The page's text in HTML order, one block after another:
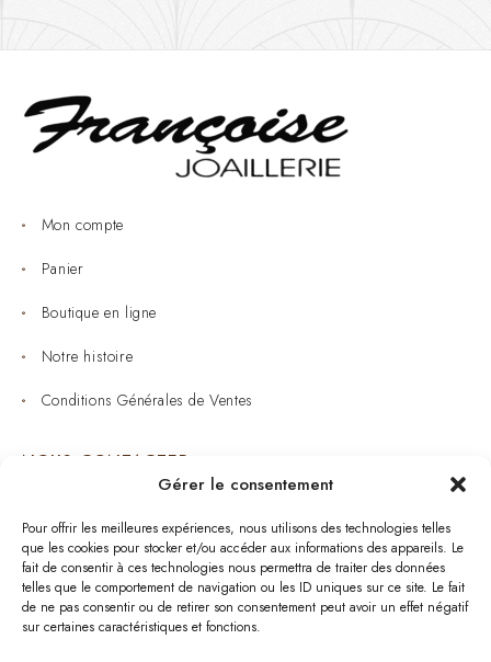
Gérer le consentement
Pour offrir les meilleures expériences, nous utilisons des technologies telles
que les cookies pour stocker et/ou accéder aux informations des appareils. Le
fait de consentir à ces technologies nous permettra de traiter des données
telles que le comportement de navigation ou les ID uniques sur ce site. Le fait
de ne pas consentir ou de retirer son consentement peut avoir un effet négatif
sur certaines caractéristiques et fonctions.
Mon compte
Panier
Boutique en ligne
Notre histoire
Conditions Générales de Ventes
NOUS CONTACTER
Bijouterie : 05 53 53 64 11
Mardi au Samedi: 09:00 - 19:00
bijouterie.lavergne@orange.fr